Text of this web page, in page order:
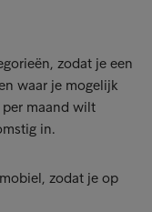
zodat je een
waar je mogelijk
maand wilt
in.
zodat je op